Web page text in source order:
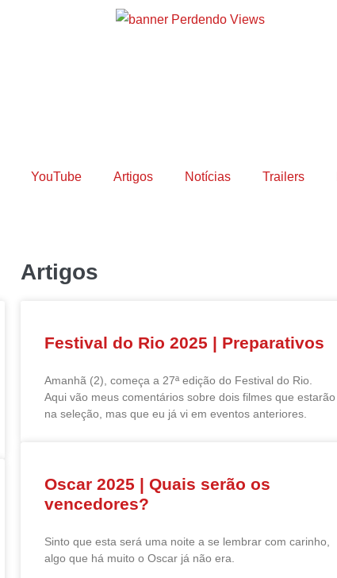
YouTube Artigos Notícias Trailers
Artigos
Festival do Rio 2025 | Preparativos
Amanhã (2), começa a 27ª edição do Festival do Rio.
Aqui vão meus comentários sobre dois filmes que estarão
na seleção, mas que eu já vi em eventos anteriores.
Oscar 2025 | Quais serão os
vencedores?
Sinto que esta será uma noite a se lembrar com carinho,
algo que há muito o Oscar já não era.